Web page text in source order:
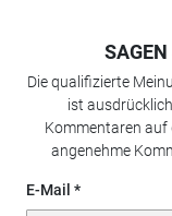
Die qualifizierte
ist
Kommentaren auf
angenehme
E-Mail